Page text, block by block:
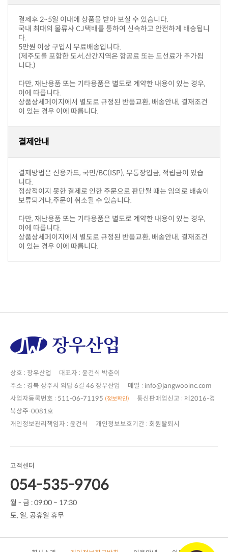
결제후 2~5일 이내에 상품을 받아 보실 수 있습니다.
다.
5만원 이상 구입시 무료배송입니다.
니다.)
이에 따릅니다.
이 있는 경우 이에 따릅니다.
결제안내
니다.
보류되거나,주문이 취소될 수 있습니다.
이에 따릅니다.
이 있는 경우 이에 따릅니다.
상호 : 장우산업 대표자 : 윤건식 박춘이
주소 : 경북 상주시 외답 6길 46 장우산업 메일 : info@jangwooinc.com
사업자등록번호 : 511-06-71195 (정보확인)
북상주-0081호
개인정보관리책임자 : 윤건식 개인정보보호기간 : 회원탈퇴시
고객센터
054-535-9706
월 - 금 : 09:00 ~ 17:30
토, 일, 공휴일 휴무